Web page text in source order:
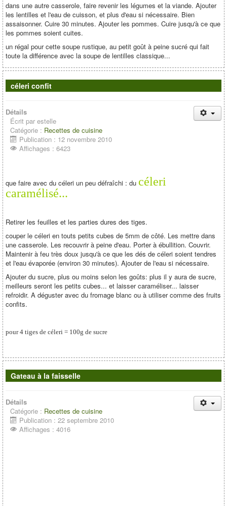
dans une autre casserole, faire revenir les légumes et la viande. Ajouter
les lentilles et l'eau de cuisson, et plus d'eau si nécessaire. Bien
assaisonner. Cuire 30 minutes. Ajouter les pommes. Cuire jusqu'à ce que
les pommes soient cuites.
un régal pour cette soupe rustique, au petit goût à peine sucré qui fait
toute la différence avec la soupe de lentilles classique...
céleri confit
Détails
Écrit par estelle
Catégorie : Recettes de cuisine
Publication : 12 novembre 2010
Affichages : 6423
que faire avec du céleri un peu défraîchi : du céleri
caramélisé...
Retirer les feuilles et les parties dures des tiges.
couper le céleri en touts petits cubes de 5mm de côté. Les mettre dans
une casserole. Les recouvrir à peine d'eau. Porter à ébullition. Couvrir.
Maintenir à feu très doux jusqu'à ce que les dés de céleri soient tendres
et l'eau évaporée (environ 30 minutes). Ajouter de l'eau si nécessaire.
Ajouter du sucre, plus ou moins selon les goûts: plus il y aura de sucre,
meilleurs seront les petits cubes... et laisser caraméliser... laisser
refroidir. A déguster avec du fromage blanc ou à utiliser comme des fruits
confits.
pour 4 tiges de céleri = 100g de sucre
Gateau à la faisselle
Détails
Catégorie : Recettes de cuisine
Publication : 22 septembre 2010
Affichages : 4016